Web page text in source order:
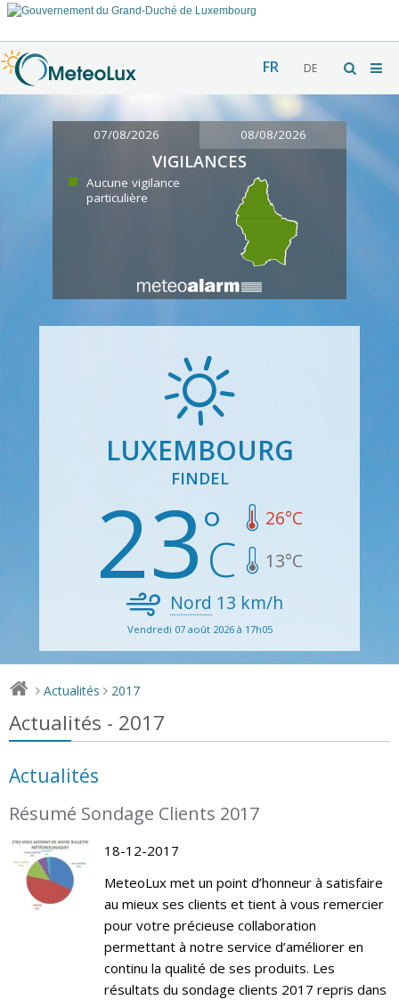
FR DE
07/08/2026 08/08/2026
VIGILANCES
Aucune vigilance
particulière
LUXEMBOURG
FINDEL
23 26°C
13°C
Nord 13 km/h
Vendredi 07 août 2026 à 17h05
> Actualités > 2017
Actualités - 2017
Actualités
Résumé Sondage Clients 2017
18-12-2017
MeteoLux met un point d’honneur à satisfaire
au mieux ses clients et tient à vous remercier
pour votre précieuse collaboration
permettant à notre service d’améliorer en
continu la qualité de ses produits. Les
résultats du sondage clients 2017 repris dans